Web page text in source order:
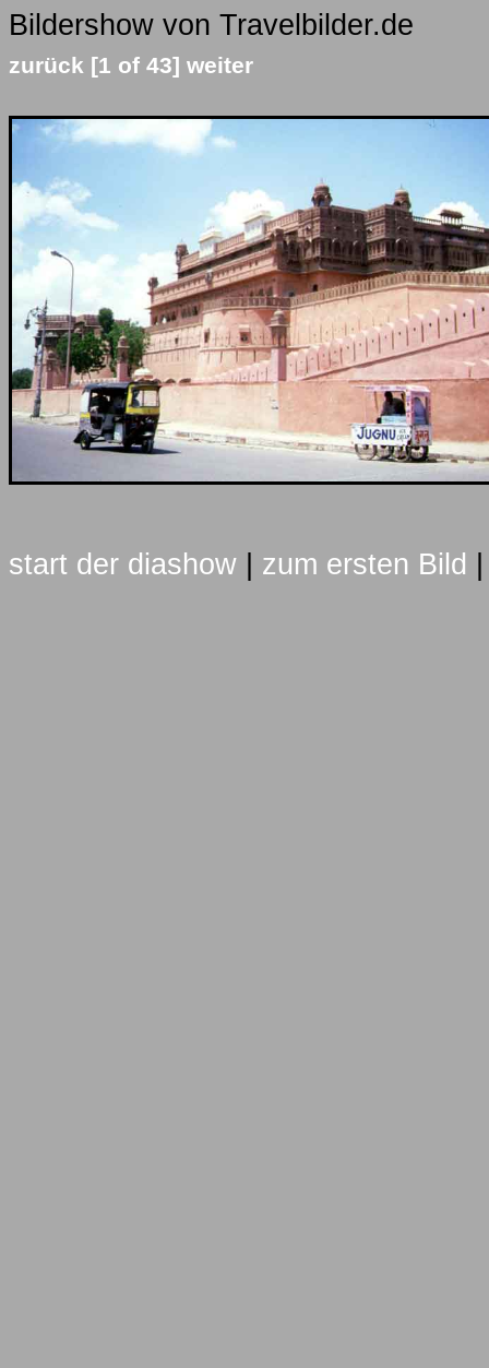
Bildershow von Travelbilder.de
zurück [1 of 43] weiter
start der diashow zum ersten Bild